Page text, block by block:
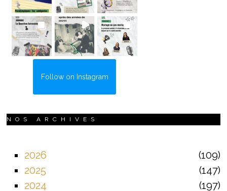
Follow on Instagram
NOS ARCHIVES
2026
109
2025
147
2024
197